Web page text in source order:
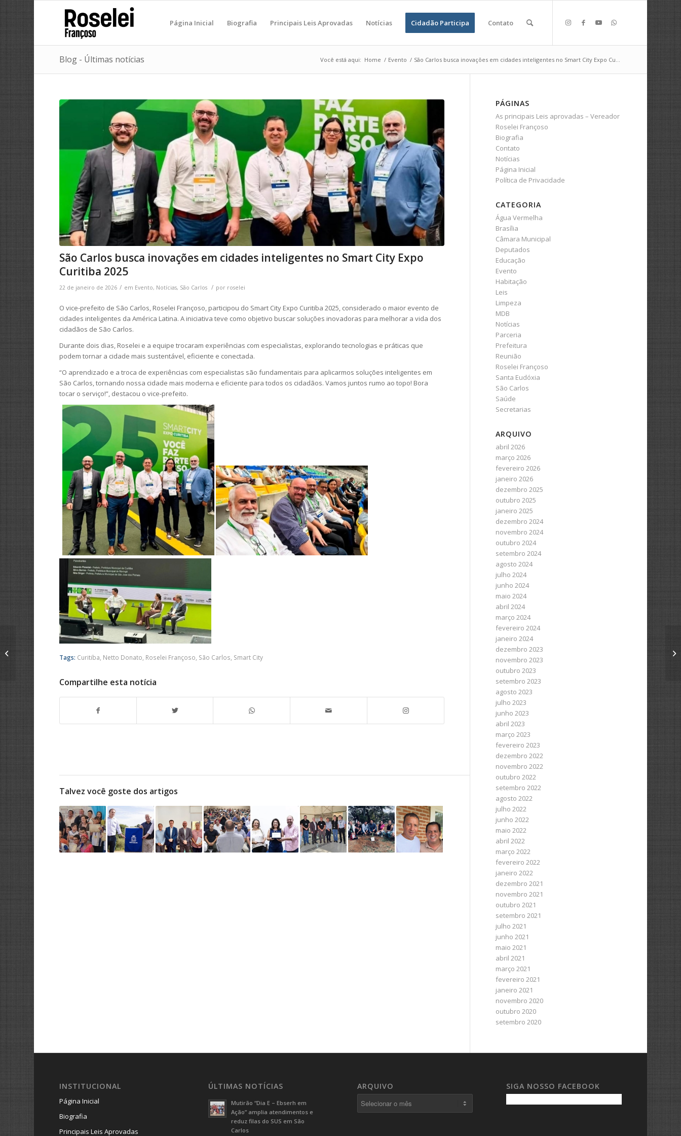
Página Inicial Biografia Principais Leis Aprovadas Notícias Cidadão Participa Contato
Blog - Últimas notícias Você está aqui: Home / Evento / São Carlos busca inovações em cidades inteligentes no Smart City Expo Cu...
São Carlos busca inovações em cidades inteligentes no Smart City Expo
Curitiba 2025
22 de janeiro de 2026 / em Evento, Notícias, São Carlos / por roselei
O vice-prefeito de São Carlos, Roselei Françoso, participou do Smart City Expo Curitiba 2025, considerado o maior evento de
cidades inteligentes da América Latina. A iniciativa teve como objetivo buscar soluções inovadoras para melhorar a vida dos
cidadãos de São Carlos.
Durante dois dias, Roselei e a equipe trocaram experiências com especialistas, explorando tecnologias e práticas que
podem tornar a cidade mais sustentável, eficiente e conectada.
“O aprendizado e a troca de experiências com especialistas são fundamentais para aplicarmos soluções inteligentes em
São Carlos, tornando nossa cidade mais moderna e eficiente para todos os cidadãos. Vamos juntos rumo ao topo! Bora
tocar o serviço!”, destacou o vice-prefeito.
Tags: Curitiba Netto Donato Roselei Françoso São Carlos Smart City
Compartilhe esta notícia
Talvez você goste dos artigos
PÁGINAS
As principais Leis aprovadas – Vereador
Roselei Françoso
Biografia
Contato
Notícias
Página Inicial
Política de Privacidade
CATEGORIA
Água Vermelha
Brasília
Câmara Municipal
Deputados
Educação
Evento
Habitação
Leis
Limpeza
MDB
Notícias
Parceria
Prefeitura
Reunião
Roselei Françoso
Santa Eudóxia
São Carlos
Saúde
Secretarias
ARQUIVO
abril 2026
março 2026
fevereiro 2026
janeiro 2026
dezembro 2025
outubro 2025
janeiro 2025
dezembro 2024
novembro 2024
outubro 2024
setembro 2024
agosto 2024
julho 2024
junho 2024
maio 2024
abril 2024
março 2024
fevereiro 2024
janeiro 2024
dezembro 2023
novembro 2023
outubro 2023
setembro 2023
agosto 2023
julho 2023
junho 2023
abril 2023
março 2023
fevereiro 2023
dezembro 2022
novembro 2022
outubro 2022
setembro 2022
agosto 2022
julho 2022
junho 2022
maio 2022
abril 2022
março 2022
fevereiro 2022
janeiro 2022
dezembro 2021
novembro 2021
outubro 2021
setembro 2021
julho 2021
junho 2021
maio 2021
abril 2021
março 2021
fevereiro 2021
janeiro 2021
novembro 2020
outubro 2020
setembro 2020
INSTITUCIONAL
Página Inicial
Biografia
Principais Leis Aprovadas
ÚLTIMAS NOTÍCIAS
Mutirão “Dia E – Ebserh em
Ação” amplia atendimentos e
reduz filas do SUS em São
Carlos
ARQUIVO SIGA NOSSO FACEBOOK
Roselei Françoso visita
experiências em